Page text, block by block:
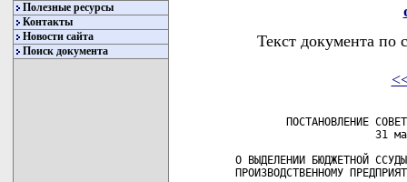
Полезные ресурсы
Контакты
Новости сайта
Поиск документа
Текст документа по
ПОСТАНОВЛЕНИЕ
31
О ВЫДЕЛЕНИИ БЮДЖЕТНОЙ
ПРОИЗВОДСТВЕННОМУ